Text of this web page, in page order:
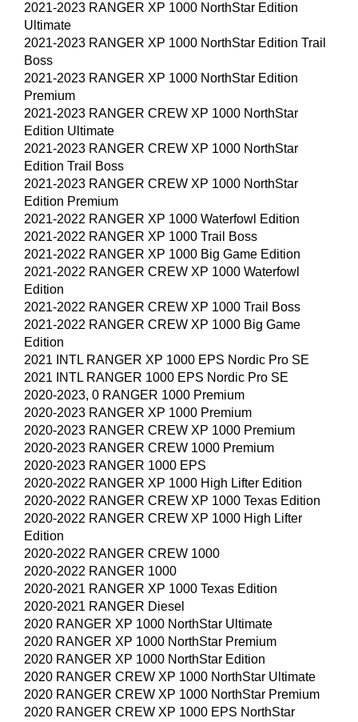
2021-2023 RANGER XP 1000 NorthStar Edition
Ultimate
2021-2023 RANGER XP 1000 NorthStar Edition Trail
Boss
2021-2023 RANGER XP 1000 NorthStar Edition
Premium
2021-2023 RANGER CREW XP 1000 NorthStar
Edition Ultimate
2021-2023 RANGER CREW XP 1000 NorthStar
Edition Trail Boss
2021-2023 RANGER CREW XP 1000 NorthStar
Edition Premium
2021-2022 RANGER XP 1000 Waterfowl Edition
2021-2022 RANGER XP 1000 Trail Boss
2021-2022 RANGER XP 1000 Big Game Edition
2021-2022 RANGER CREW XP 1000 Waterfowl
Edition
2021-2022 RANGER CREW XP 1000 Trail Boss
2021-2022 RANGER CREW XP 1000 Big Game
Edition
2021 INTL RANGER XP 1000 EPS Nordic Pro SE
2021 INTL RANGER 1000 EPS Nordic Pro SE
2020-2023, 0 RANGER 1000 Premium
2020-2023 RANGER XP 1000 Premium
2020-2023 RANGER CREW XP 1000 Premium
2020-2023 RANGER CREW 1000 Premium
2020-2023 RANGER 1000 EPS
2020-2022 RANGER XP 1000 High Lifter Edition
2020-2022 RANGER CREW XP 1000 Texas Edition
2020-2022 RANGER CREW XP 1000 High Lifter
Edition
2020-2022 RANGER CREW 1000
2020-2022 RANGER 1000
2020-2021 RANGER XP 1000 Texas Edition
2020-2021 RANGER Diesel
2020 RANGER XP 1000 NorthStar Ultimate
2020 RANGER XP 1000 NorthStar Premium
2020 RANGER XP 1000 NorthStar Edition
2020 RANGER CREW XP 1000 NorthStar Ultimate
2020 RANGER CREW XP 1000 NorthStar Premium
2020 RANGER CREW XP 1000 EPS NorthStar